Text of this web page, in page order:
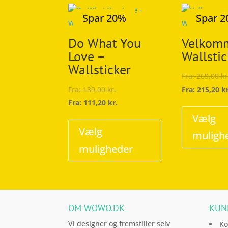
Spar 20%
Do What You
Love –
Wallsticker
Fra:139,00kr.
Fra: 111,20 kr.
Vælg
muligheder
på
Spar
Fra:269,00
Fra:215,20
Vælg
OM WOWO.DK
Vi designer og fremstiller selv